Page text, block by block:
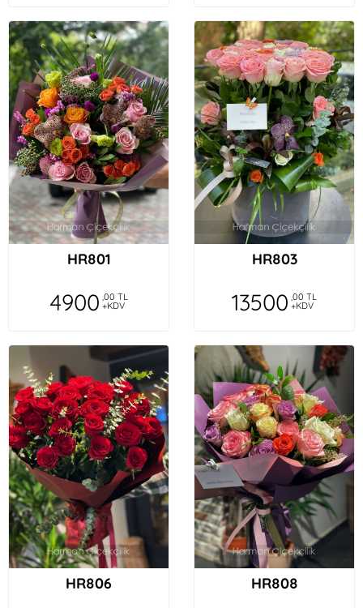
HR801
4900 ,00 TL
+KDV
HR803
13500 ,00 TL
+KDV
HR806 HR808